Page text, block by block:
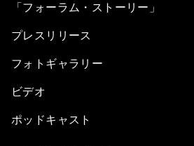
「フォーラム・ストーリー」
プレスリリース
フォトギャラリー
ビデオ
ポッドキャスト